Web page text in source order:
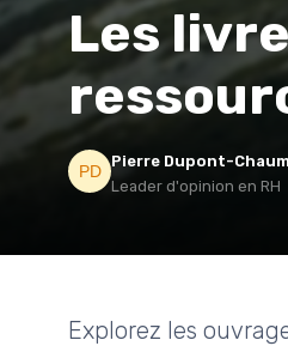
Les
Pierre Dupont-
Leader d'opinion en RH
Explorez les